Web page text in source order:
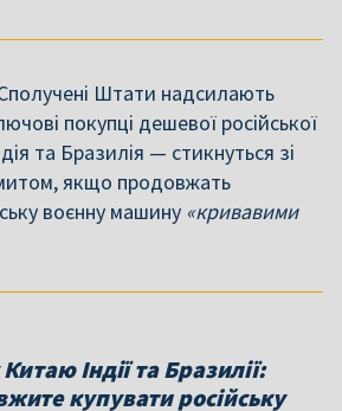
Штати надсилають
покупці дешевої російської
та Бразилія — стикнуться зі
якщо продовжать
воєнну машину «кривавими
Індії та Бразилії:
купувати російську